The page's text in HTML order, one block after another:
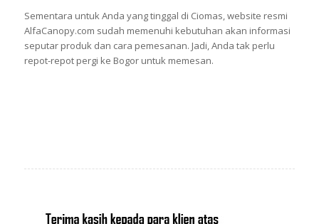
Sementara untuk Anda yang tinggal di Ciomas, website resmi
AlfaCanopy.com sudah memenuhi kebutuhan akan informasi
seputar produk dan cara pemesanan. Jadi, Anda tak perlu
repot-repot pergi ke Bogor untuk memesan.